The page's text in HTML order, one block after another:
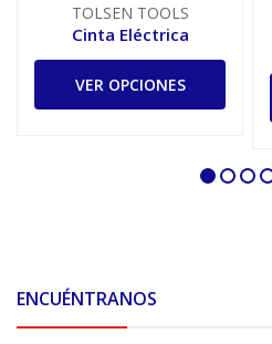
TOLSEN TOOLS
Cinta Eléctrica
VER OPCIONES
ENCUÉNTRANOS